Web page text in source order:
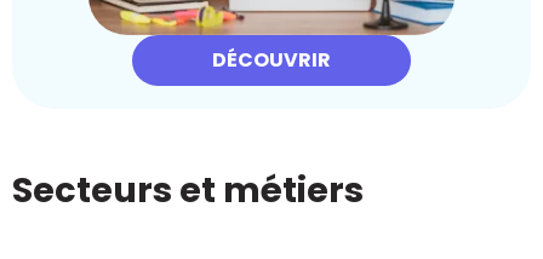
DÉCOUVRIR
Secteurs et métiers